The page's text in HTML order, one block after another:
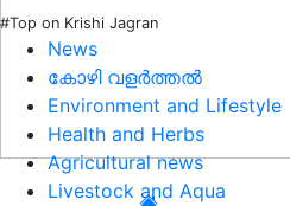
#Top on Krishi Jagran
News
കോഴി വളർത്തൽ
Environment and Lifestyle
Health and Herbs
Agricultural news
Livestock and Aqua